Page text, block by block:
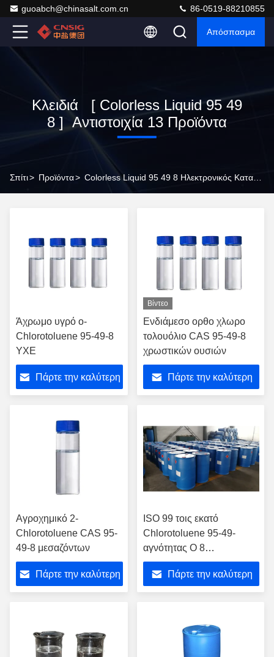
guoabch@chinasalt.com.cn 86-0519-88210855
Απόσπασμα
Κλειδιά [ Colorless Liquid 95 49
8 ] Αντιστοιχία 13 Προϊόντα
Σπίτι> Προϊόντα>
Άχρωμο υγρό ο-
Chlorotoluene 95-49-8
ΥΧΕ
Πάρτε την καλύτερη
Βίντεο
Ενδιάμεσο ορθο χλωρο
τολουόλιο CAS 95-49-8
χρωστικών ουσιών
Πάρτε την καλύτερη
Αγροχημικό 2-
Chlorotoluene CAS 95-
49-8 μεσαζόντων
Πάρτε την καλύτερη
ISO 99 τοις εκατό
Chlorotoluene 95-49-
αγνότητας Ο 8
ΟΚΤΩΒΡΊΟΥ
Πάρτε την καλύτερη